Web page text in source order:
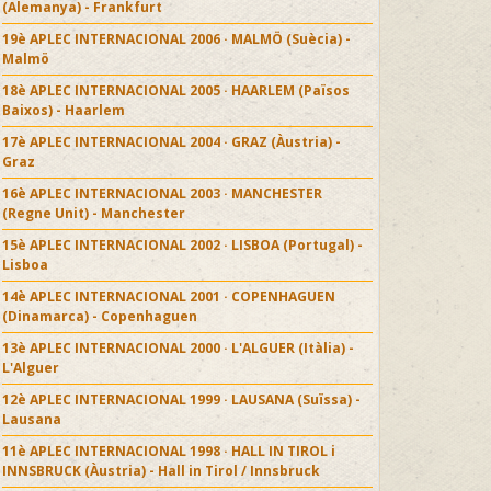
(Alemanya) - Frankfurt
19è APLEC INTERNACIONAL 2006 · MALMÖ (Suècia) -
Malmö
18è APLEC INTERNACIONAL 2005 · HAARLEM (Països
Baixos) - Haarlem
17è APLEC INTERNACIONAL 2004 · GRAZ (Àustria) -
Graz
16è APLEC INTERNACIONAL 2003 · MANCHESTER
(Regne Unit) - Manchester
15è APLEC INTERNACIONAL 2002 · LISBOA (Portugal) -
Lisboa
14è APLEC INTERNACIONAL 2001 · COPENHAGUEN
(Dinamarca) - Copenhaguen
13è APLEC INTERNACIONAL 2000 · L'ALGUER (Itàlia) -
L'Alguer
12è APLEC INTERNACIONAL 1999 · LAUSANA (Suïssa) -
Lausana
11è APLEC INTERNACIONAL 1998 · HALL IN TIROL i
INNSBRUCK (Àustria) - Hall in Tirol / Innsbruck